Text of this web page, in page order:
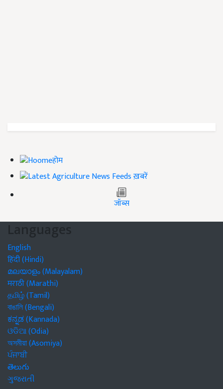
होम
ख़बरें
जॉब्स
Languages
English
हिंदी (Hindi)
മലയാളം (Malayalam)
मराठी (Marathi)
தமிழ் (Tamil)
বাঙালি (Bengali)
ಕನ್ನಡ (Kannada)
ଓଡିଆ (Odia)
অসমীয়া (Asomiya)
ਪੰਜਾਬੀ
తెలుగు
ગુજરાતી